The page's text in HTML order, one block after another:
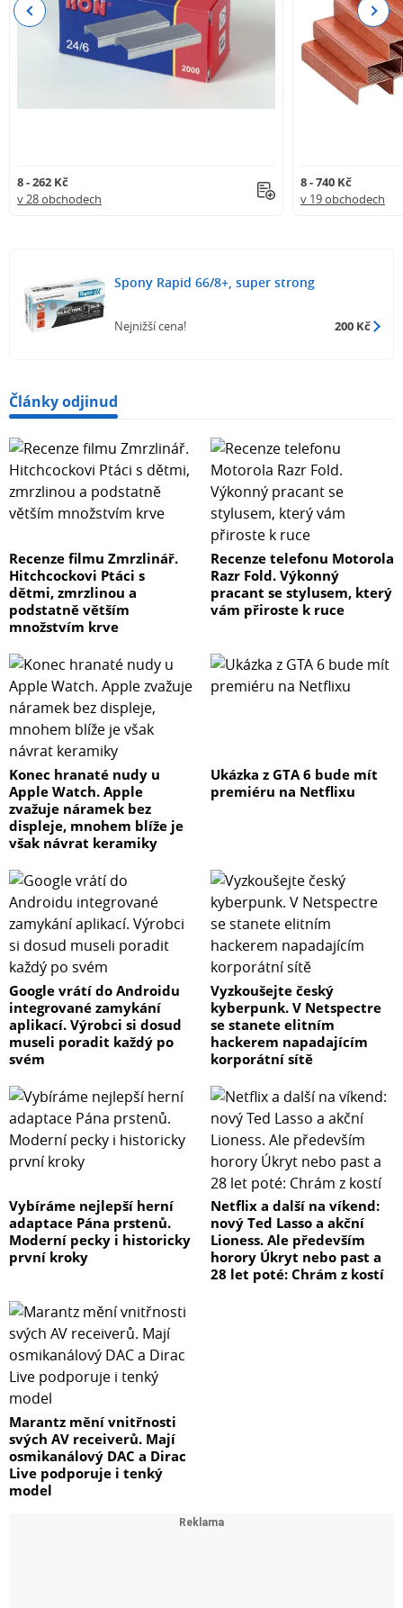
8 - 262 Kč
v 28 obchodech
8 - 740 Kč
v 19 obchodech
Previous Next
Spony Rapid 66/8+, super strong
Nejnižší cena! 200 Kč
Články odjinud
Recenze filmu Zmrzlinář.
Hitchcockovi Ptáci s
dětmi, zmrzlinou a
podstatně větším
množstvím krve
Recenze telefonu Motorola
Razr Fold. Výkonný
pracant se stylusem, který
vám přiroste k ruce
Konec hranaté nudy u
Apple Watch. Apple
zvažuje náramek bez
displeje, mnohem blíže je
však návrat keramiky
Ukázka z GTA 6 bude mít
premiéru na Netflixu
Google vrátí do Androidu
integrované zamykání
aplikací. Výrobci si dosud
museli poradit každý po
svém
Vyzkoušejte český
kyberpunk. V Netspectre
se stanete elitním
hackerem napadajícím
korporátní sítě
Vybíráme nejlepší herní
adaptace Pána prstenů.
Moderní pecky i historicky
první kroky
Netflix a další na víkend:
nový Ted Lasso a akční
Lioness. Ale především
horory Úkryt nebo past a
28 let poté: Chrám z kostí
Marantz mění vnitřnosti
svých AV receiverů. Mají
osmikanálový DAC a Dirac
Live podporuje i tenký
model